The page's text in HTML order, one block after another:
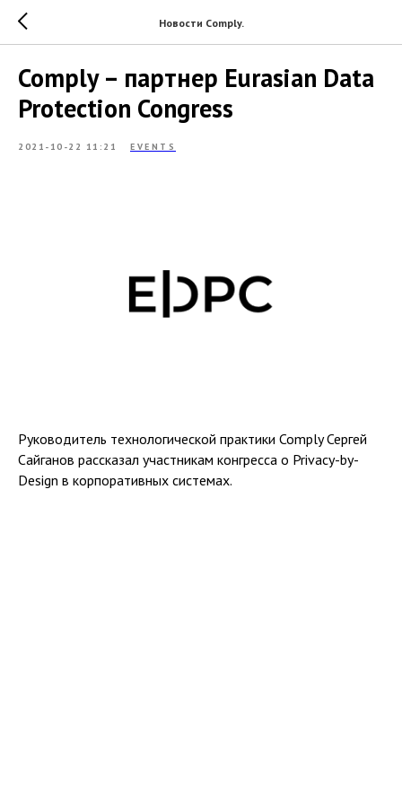
Новости Comply.
Comply – партнер Eurasian Data
Protection Congress
2021-10-22 11:21 EVENTS
Руководитель технологической практики Comply Сергей
Сайганов рассказал участникам конгресса о Privacy-by-
Design в корпоративных системах.